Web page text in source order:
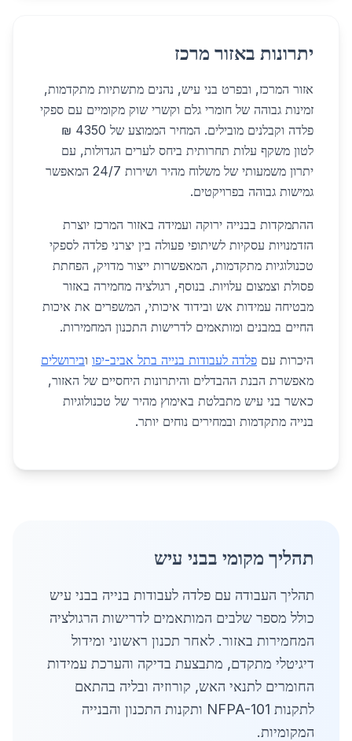
יתרונות באזור מרכז
אזור המרכז, ובפרט בני עיש, נהנים מתשתיות מתקדמות,
זמינות גבוהה של חומרי גלם וקשרי שוק מקומיים עם ספקי
פלדה וקבלנים מובילים. המחיר הממוצע של 4350 ₪
לטון משקף עלות תחרותית ביחס לערים הגדולות, עם
יתרון משמעותי של משלוח מהיר ושירות 24/7 המאפשר
גמישות גבוהה בפרויקטים.
ההתמקדות בבנייה ירוקה ועמידה באזור המרכז יוצרת
הזדמנויות עסקיות לשיתופי פעולה בין יצרני פלדה לספקי
טכנולוגיות מתקדמות, המאפשרות ייצור מדויק, הפחתת
פסולת וצמצום עלויות. בנוסף, רגולציה מחמירה באזור
מבטיחה עמידות אש ובידוד איכותי, המשפרים את איכות
החיים במבנים ומותאמים לדרישות התכנון המחמירות.
היכרות עם פלדה לעבודות בנייה בתל אביב-יפו ובירושלים
מאפשרת הבנת ההבדלים והיתרונות היחסיים של האזור,
כאשר בני עיש מתבלטת באימוץ מהיר של טכנולוגיות
בנייה מתקדמות ובמחירים נוחים יותר.
תהליך מקומי בבני עיש
תהליך העבודה עם פלדה לעבודות בנייה בבני עיש
כולל מספר שלבים המותאמים לדרישות הרגולציה
המחמירות באזור. לאחר תכנון ראשוני ומידול
דיגיטלי מתקדם, מתבצעת בדיקה והערכת עמידות
החומרים לתנאי האש, קורוזיה ובליה בהתאם
לתקנות NFPA-101 ותקנות התכנון והבנייה
המקומיות.